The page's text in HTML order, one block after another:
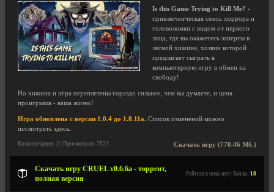
Is this Game Trying to Kill Me? -
приключенческая смесь хоррора и
головоломки с видом от первого
лица, где вы окажетесь заперты в
лесной хижине, хозяин которой
предлагает сыграть в
компьютерную игру в обмен на
свободу!
Но хижина и игра переплетены гораздо сильнее, чем вы думаете, и цена
проигрыша - ваша жизнь!
Игра обновлена с версии 1.0.4 до 1.0.11a. Список изменений можно
посмотреть здесь
Скачать игру (770.46 Мб.)
Комментариев: 2 | Просмотров: 7823
Скачать игру CRUEL v0.6.6a - торрент,
полная версия
Рейтинга пока нет | Баллы: 18